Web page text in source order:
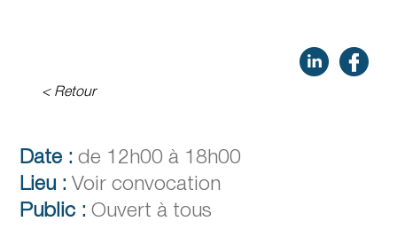
< Retour
Date : de 12h00 à 18h00
Lieu : Voir convocation
Public : Ouvert à tous